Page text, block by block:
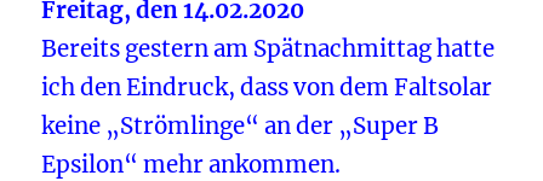
Freitag, den 14.02.2020
Bereits gestern am Spätnachmittag hatte
ich den Eindruck, dass von dem Faltsolar
keine „Strömlinge“ an der „Super B
Epsilon“ mehr ankommen.